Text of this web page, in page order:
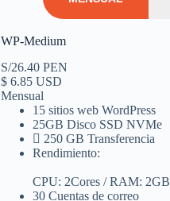
WP-Medium
S/26.40 PEN
$ 6.85 USD
Mensual
15 sitios web WordPress
25GB Disco SSD NVMe
250 GB Transferencia
Rendimiento:
CPU: 2Cores / RAM: 2GB
30 Cuentas de correo